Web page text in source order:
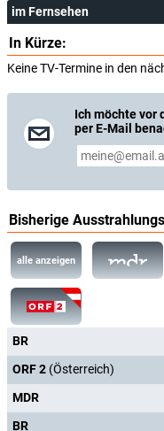
im Fernsehen
In Kürze:
Keine TV-Termine in den
Ich möchte vor
per E-Mail
Bisherige
alle anzeigen
BR
ORF 2 (Österreich)
MDR
BR